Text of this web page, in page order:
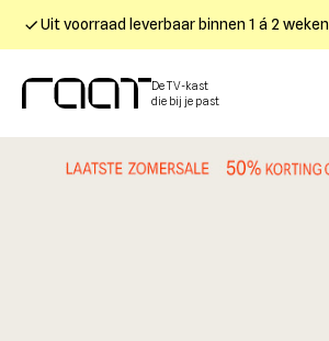
Uit voorraad leverbaar binnen 1 á 2 weken
De TV-kast
die bij je past